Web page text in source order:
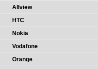
Allview
HTC
Nokia
Vodafone
Orange